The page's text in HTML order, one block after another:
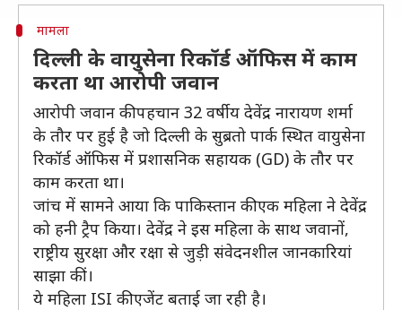
मामला
दिल्ली के वायुसेना रिकॉर्ड ऑफिस में काम
करता था आरोपी जवान
आरोपी जवान की पहचान 32 वर्षीय देवेंद्र नारायण शर्मा
के तौर पर हुई है जो दिल्ली के सुब्रतो पार्क स्थित वायुसेना
रिकॉर्ड ऑफिस में प्रशासनिक सहायक (GD) के तौर पर
काम करता था।
जांच में सामने आया कि पाकिस्तान की एक महिला ने देवेंद्र
को हनी ट्रैप किया। देवेंद्र ने इस महिला के साथ जवानों,
राष्ट्रीय सुरक्षा और रक्षा से जुड़ी संवेदनशील जानकारियां
साझा कीं।
ये महिला ISI की एजेंट बताई जा रही है।